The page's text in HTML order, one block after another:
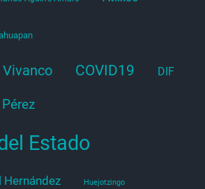
COVID19 DIF
Estado
Hernández Huejotzingo